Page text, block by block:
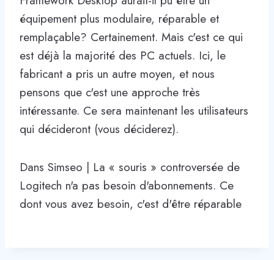
équipement plus modulaire, réparable et
remplaçable? Certainement. Mais c'est ce qui
est déjà la majorité des PC actuels. Ici, le
fabricant a pris un autre moyen, et nous
pensons que c'est une approche très
intéressante. Ce sera maintenant les utilisateurs
qui décideront (vous déciderez).
Dans Simseo | La « souris » controversée de
Logitech n'a pas besoin d'abonnements. Ce
dont vous avez besoin, c'est d'être réparable